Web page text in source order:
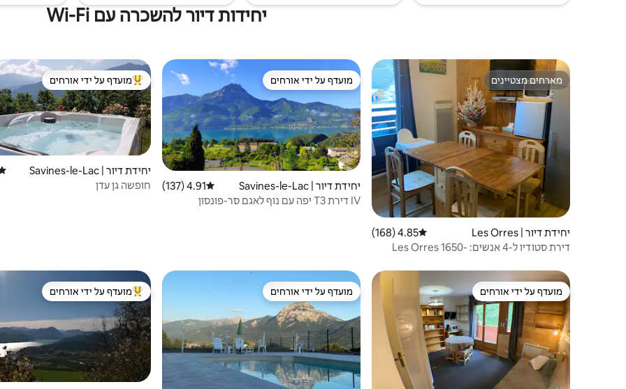
יחידות דיור להשכרה עם Wi-Fi
מארחים מצטיינים
מארחים מצטיינים
יחידת דיור | Les Orres דירוג ממוצע של 4.85 מתוך 5, 168 ביקורות
4.85 (168)
דירת סטודיו ל-4 אנשים: Les Orres 1650-
מועדף על ידי אורחים
מועדף על ידי אורחים
יחידת דיור | Savines-le-Lac דירוג ממוצע של 4.91 מתוך 5, 137 ביקורות
4.91 (137)
IV דירת T3 יפה עם נוף לאגם סר-פונסון
מוביל בקרב נכסים מועדפים על ידי
מועדף על ידי אורחים
יחידת דיור | Savines-le-Lac
חופשה גן עדן
מועדף על ידי אורחים
מועדף על ידי אורחים מועדף על ידי אורחים
מועדף על ידי אורחים מוביל בקרב נכסים מועדפים על ידי
מועדף על ידי אורחים